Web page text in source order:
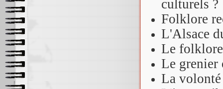
Folklore
L'Alsace
Le folklore
Le grenier
La volonté